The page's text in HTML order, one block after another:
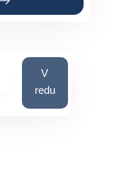
Poiščite državo
V
redu